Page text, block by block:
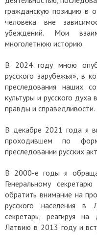
гражданскую позицию в
человека вне
убеждений. Мои
многолетнюю историю.
В 2024 году мною
русского зарубежья», в
преследования наших
культуры и русского
правды и справедливости.
В декабре 2021 года я
проходившем по
преследовании русских
В 2000-е годы я
Генеральному
обратить внимание на
русского населения в
секретарь, реагируя
Латвию в 2013 году и